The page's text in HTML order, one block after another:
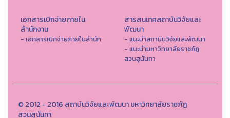
เอกสารเบิกจ่ายภายใน
สำนักงาน
- เอกสารเบิกจ่ายภายในสำนัก
สารสนเทศสถาบันวิจัยและ
พัฒนา
- แนะนำสถาบันวิจัยและพัฒนา
- แนะนำมหาวิทยาลัยราชภัฏ
สวนสุนันทา
© 2012 - 2016 สถาบันวิจัยและพัฒนา มหาวิทยาลัยราชภัฏ
สวนสุนันทา